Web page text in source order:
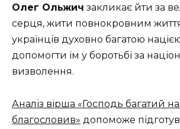
Олег Ольжич закликає йти за
серця, жити повнокровним
українців духовно багатою
допомогти їм у боротьбі за
визволення.
Аналіз вірша «Господь багатий
благословив» допоможе